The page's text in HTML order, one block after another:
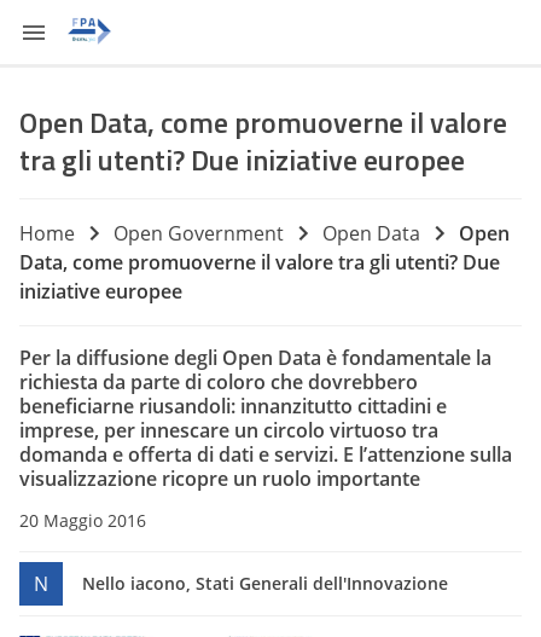
Open Data, come promuoverne il valore
tra gli utenti? Due iniziative europee
Home Open Government Open Data
Open
Data, come promuoverne il valore tra gli utenti? Due
iniziative europee
Per la diffusione degli Open Data è fondamentale la
richiesta da parte di coloro che dovrebbero
beneficiarne riusandoli: innanzitutto cittadini e
imprese, per innescare un circolo virtuoso tra
domanda e offerta di dati e servizi. E l’attenzione sulla
visualizzazione ricopre un ruolo importante
20 Maggio 2016
N Nello iacono, Stati Generali dell'Innovazione